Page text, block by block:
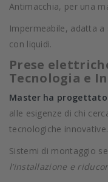
Antimacchia, per una
Impermeabile, adatta
con liquidi.
Prese
Tecnologia e
Master ha progettato
alle esigenze di chi
tecnologiche
Sistemi di montaggio
l’installazione e